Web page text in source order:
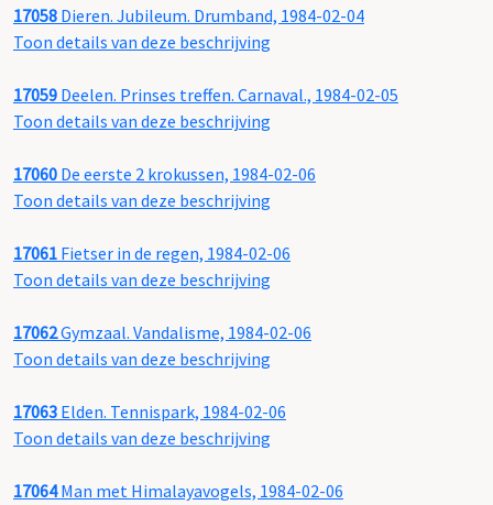
17058 Dieren. Jubileum. Drumband, 1984-02-04
Toon details van deze beschrijving
17059 Deelen. Prinses treffen. Carnaval., 1984-02-05
Toon details van deze beschrijving
17060 De eerste 2 krokussen, 1984-02-06
Toon details van deze beschrijving
17061 Fietser in de regen, 1984-02-06
Toon details van deze beschrijving
17062Gymzaal. Vandalisme, 1984-02-06
Toon details van deze beschrijving
17063 Elden. Tennispark, 1984-02-06
Toon details van deze beschrijving
17064Man met Himalayavogels, 1984-02-06